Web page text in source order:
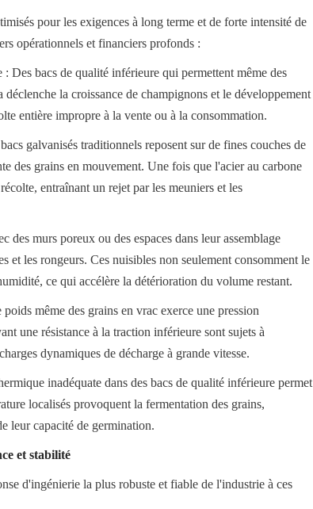
pour les exigences à long terme et de forte intensité de
opérationnels et financiers profonds :
bacs de qualité inférieure qui permettent même des
la croissance de champignons et le développement
entière impropre à la vente ou à la consommation.
galvanisés traditionnels reposent sur de fines couches de
des grains en mouvement. Une fois que l'acier au carbone
entraînant un rejet par les meuniers et les
des murs poreux ou des espaces dans leur assemblage
et les rongeurs. Ces nuisibles non seulement consomment le
ce qui accélère la détérioration du volume restant.
même des grains en vrac exerce une pression
une résistance à la traction inférieure sont sujets à
dynamiques de décharge à grande vitesse.
inadéquate dans des bacs de qualité inférieure permet
localisés provoquent la fermentation des grains,
leur capacité de germination.
et stabilité
d'ingénierie la plus robuste et fiable de l'industrie à ces